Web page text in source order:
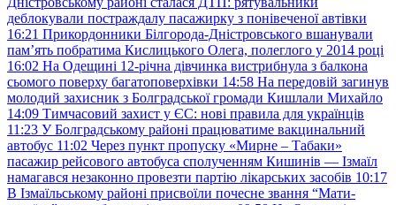
деблокували постраждалу пасажирку з понівеченої автівки
16:21 Прикордонники Білгорода-Дністровського вшанували
пам’ять побратима Кислицького Олега, полеглого у 2014 році
16:02 На Одещині 12-річна дівчинка вистрибнула з балкона
сьомого поверху багатоповерхівки 14:58 На передовій загинув
молодий захисник з Болградської громади Кишлали Михайло
14:09 Тимчасовий захист у ЄС: нові правила для українців
11:23 У Болградському районі працюватиме вакцинальний
автобус 11:02 Через пункт пропуску «Мирне – Табаки»
пасажир рейсового автобуса сполученням Кишинів — Ізмаїл
намагався незаконно провезти партію лікарських засобів 10:17
В Ізмаїльському районі присвоїли почесне звання “Мати-